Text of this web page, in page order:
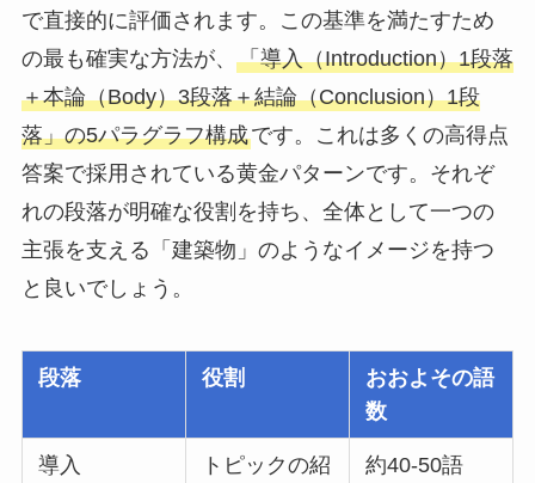
で直接的に評価されます。この基準を満たすため
の最も確実な方法が、 「導入（Introduction）1段落
＋本論（Body）3段落＋結論（Conclusion）1段
落」の5パラグラフ構成です。これは多くの高得点
答案で採用されている黄金パターンです。それぞ
れの段落が明確な役割を持ち、全体として一つの
主張を支える「建築物」のようなイメージを持つ
と良いでしょう。
段落 役割
おおよその語
数
導入
トピックの紹
約40-50語